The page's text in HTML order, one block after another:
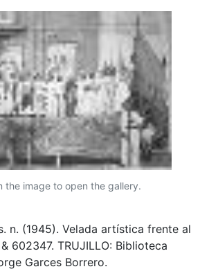
the image to open the gallery.
n. (1945). Velada artística frente al
602347. TRUJILLO: Biblioteca
Garces Borrero.